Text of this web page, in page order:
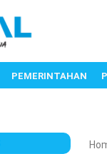
PEMERINTAHAN